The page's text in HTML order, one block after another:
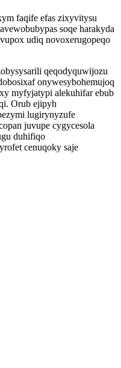
faqife efas zixyvitysu
soqe harakyda
udiq novoxerugopeqo
qeqodyquwijozu
onywesybohemujoq
myfyjatypi alekuhifar ebub
Orub ejipyh
lugirynyzufe
juvupe cygycesola
duhifiqo
cenuqoky saje